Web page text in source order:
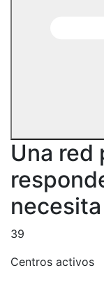
Una red
necesita
39
Centros activos